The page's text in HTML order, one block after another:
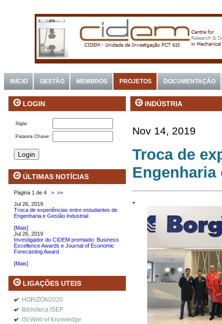
INÍCIO GESTÃO MEMBROS PROJETOS DOCUMENTAÇÃO
LOGIN
Sigla:
Palavra Chave:
ÚLTIMAS NOTÍCIAS
Página 1 de 4 > >>
Jul 26, 2019
Troca de experiências entre estudantes de
Engenharia e Gestão Industrial
[Mais]
Jul 26, 2019
Investigador do CIDEM premiado: Business
Excellence Awards e Journal of Economic
Forecasting Award
[Mais]
LIGAÇÕES UTEIS
HORIZON2020
Biblioteca ISEP
ISI Web of Knowledge
INDÚSTRIA
Nov 14, 2019
Troca de
.